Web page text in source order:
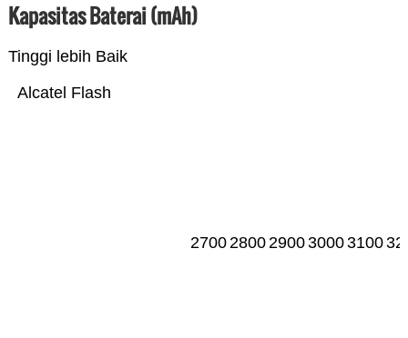
Kapasitas Baterai (mAh)
Tinggi lebih Baik
Alcatel Flash
27002800290030003100